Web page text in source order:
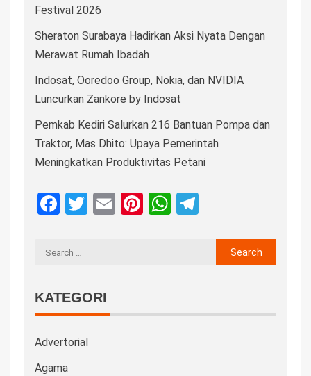
Festival 2026
Sheraton Surabaya Hadirkan Aksi Nyata Dengan
Merawat Rumah Ibadah
Indosat, Ooredoo Group, Nokia, dan NVIDIA
Luncurkan Zankore by Indosat
Pemkab Kediri Salurkan 216 Bantuan Pompa dan
Traktor, Mas Dhito: Upaya Pemerintah
Meningkatkan Produktivitas Petani
Facebook
Twitter
EmailPinterest
WhatsApp
KATEGORI
Advertorial
Agama